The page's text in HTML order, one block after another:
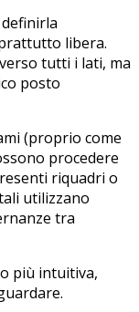
libera.
tutti i lati, ma
posto
(proprio come
procedere
riquadri o
utilizzano
tra
più intuitiva,